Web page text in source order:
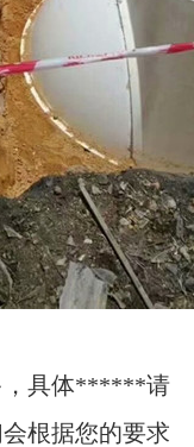
，具体******请
根据您的要求